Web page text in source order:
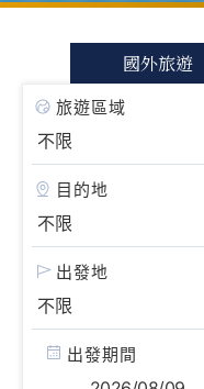
國外旅遊
旅遊區域
目的地
出發地
出發期間